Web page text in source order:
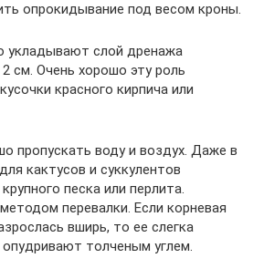
опрокидывание под весом кроны.
укладывают слой дренажа
см. Очень хорошо эту роль
красного кирпича или
пропускать воду и воздух. Даже в
кактусов и суккулентов
песка или перлита.
перевалки. Если корневая
вширь, то ее слегка
толченым углем.